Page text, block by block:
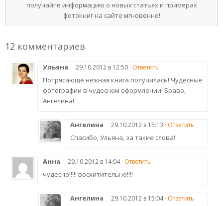
получайте информацию о новых статьях и примерах
фотокниг на сайте мгновенно!
12 комментариев
Ульяна 29.10.2012 в 12:50 · Ответить
Потрясающе нежная книга получилась! Чудесные
фотографии в чудесном оформлении! Браво,
Ангелина!
Ангелина 29.10.2012 в 15:13 · Ответить
Спасибо, Ульяна, за такие слова!
Анна 29.10.2012 в 14:04 · Ответить
чудесно!!!!! восхитительно!!!!
Ангелина 29.10.2012 в 15:04 · Ответить